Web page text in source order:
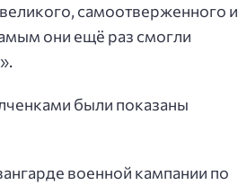
самоотверженного и
они ещё раз смогли
были показаны
военной кампании по